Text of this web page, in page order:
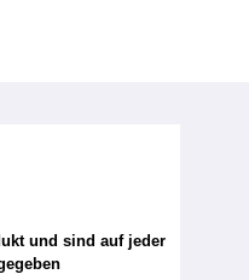
und sind auf jeder